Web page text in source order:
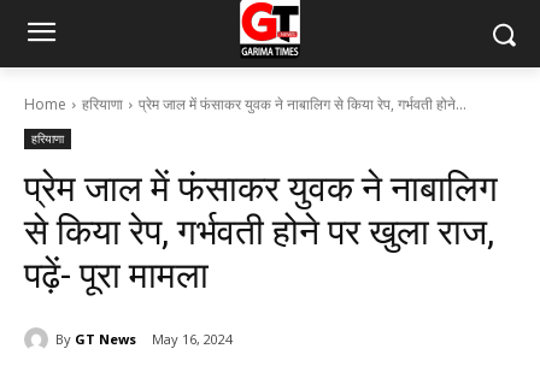
Home हरियाणा प्रेम जाल में फंसाकर युवक ने नाबालिग से किया रेप, गर्भवती होने...
हरियाणा
प्रेम जाल में फंसाकर युवक ने नाबालिग
से किया रेप, गर्भवती होने पर खुला राज,
पढ़ें- पूरा मामला
By GT News May 16, 2024